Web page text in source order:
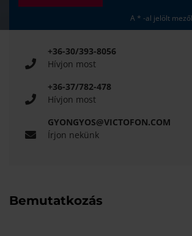
A * -al jelölt
+36-30/393-8056
Hívjon most
+36-37/782-478
Hívjon most
GYONGYOS@VICTOFON.COM
Írjon nekünk
Bemutatkozás